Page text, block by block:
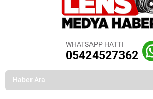
WHATSAPP HATTI
05424527362